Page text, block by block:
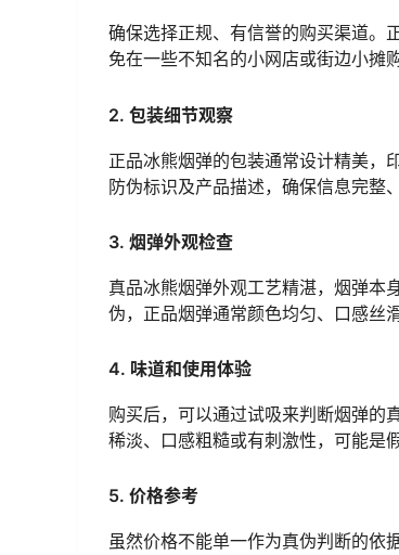
确保选择正规、有信誉的购买渠道。
免在一些不知名的小网店或街边小摊
2. 包装细节观察
正品冰熊烟弹的包装通常设计精美，
防伪标识及产品描述，确保信息完整、
3. 烟弹外观检查
真品冰熊烟弹外观工艺精湛，烟弹本
伪，正品烟弹通常颜色均匀、口感丝滑
4. 味道和使用体验
购买后，可以通过试吸来判断烟弹的
稀淡、口感粗糙或有刺激性，可能是
5. 价格参考
虽然价格不能单一作为真伪判断的依